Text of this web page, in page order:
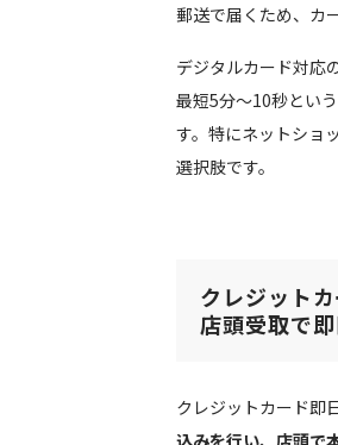
郵送で届くため、カ
デジタルカード対応
最短5分〜10秒とい
す。特にネットショ
選択肢です。
クレジット
店頭受取で
クレジットカード即
込みを行い、店頭で